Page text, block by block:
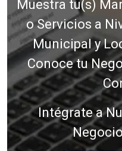
Muestra tu(s)
o Servicios a
Municipal y
Conoce tu
Intégrate a